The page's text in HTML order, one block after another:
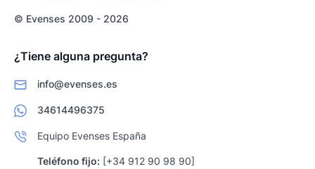
© Evenses 2009 - 2026
¿Tiene alguna pregunta?
info@evenses.es
34614496375
Equipo Evenses España
Teléfono fijo: [+34 912 90 98 90]